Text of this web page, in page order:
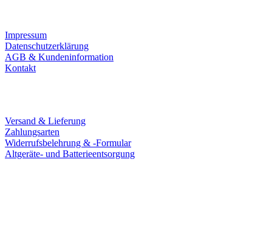
Impressum
Datenschutzerklärung
AGB & Kundeninformation
Kontakt
Versand & Lieferung
Zahlungsarten
Widerrufsbelehrung & -Formular
Altgeräte- und Batterieentsorgung